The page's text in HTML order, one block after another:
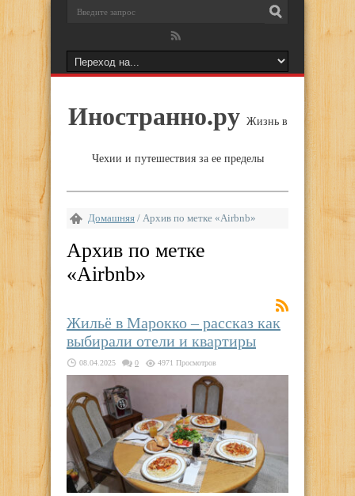
Иностранно.ру Жизнь в
Чехии и путешествия за ее пределы
Домашняя / Архив по метке «Airbnb»
Архив по метке
«Airbnb»
Жильё в Марокко – рассказ как
выбирали отели и квартиры
08.04.2025 0 4971 Просмотров